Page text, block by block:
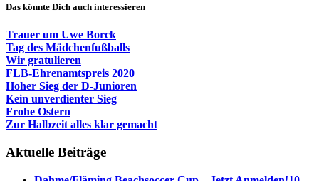
Das könnte Dich auch interessieren
Trauer um Uwe Borck
Tag des Mädchenfußballs
Wir gratulieren
FLB-Ehrenamtspreis 2020
Hoher Sieg der D-Junioren
Kein unverdienter Sieg
Frohe Ostern
Zur Halbzeit alles klar gemacht
Aktuelle Beiträge